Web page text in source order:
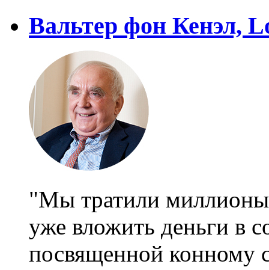
Вальтер фон Кенэл,
"Мы тратили миллионы
уже вложить деньги в
посвященной конному